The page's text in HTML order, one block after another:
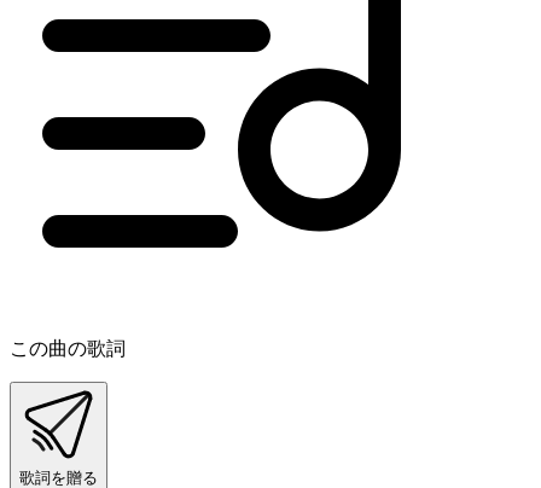
この曲の歌詞
歌詞を贈る